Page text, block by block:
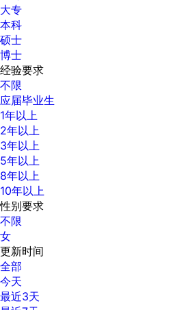
大专
本科
硕士
博士
经验要求
不限
应届毕业生
1年以上
2年以上
3年以上
5年以上
8年以上
10年以上
性别要求
不限
女
更新时间
全部
今天
最近3天